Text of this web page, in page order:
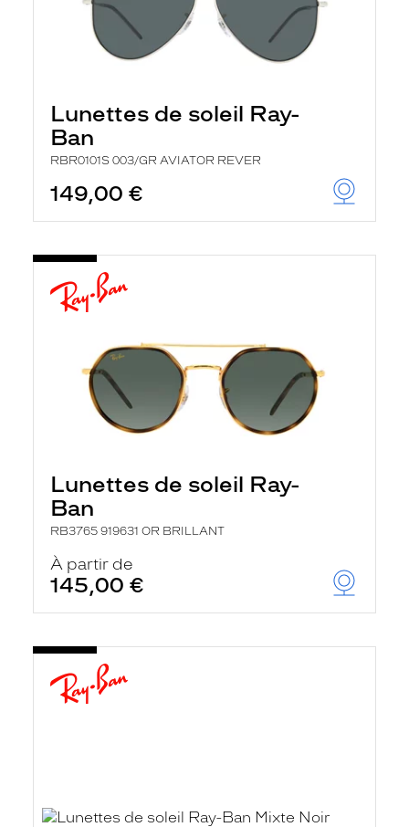
Lunettes de soleil Ray-
Ban
RBR0101S 003/GR AVIATOR REVER
149,00 €
Lunettes de soleil Ray-
Ban
RB3765 919631 OR BRILLANT
À partir de
145,00 €